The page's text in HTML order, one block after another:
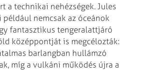
a technikai nehézségek. Jules
például nemcsak az óceánok
fantasztikus tengeralattjáró
középpontját is meg­célozták:
barlangban hullámzó
míg a vulkáni működés újra a